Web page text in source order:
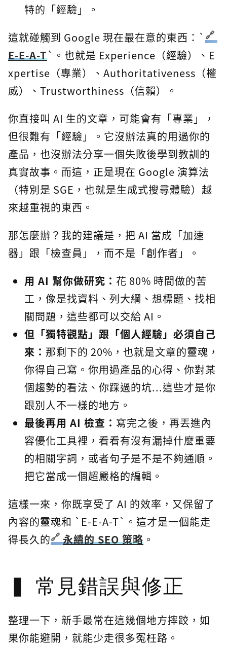
特的「經驗」。
這就碰觸到 Google 現在最在意的東西：`
E-E-A-T`。也就是 Experience（經驗）、E
xpertise（專業）、Authoritativeness（權
威）、Trustworthiness（信賴）。
你直接叫 AI 生的文章，可能會有「專業」，
但很難有「經驗」。它沒辦法真的用過你的
產品，也沒辦法分享一個失敗後學到教訓的
真實故事。而這，正是現在 Google 演算法
（特別是 SGE，也就是生成式搜尋體驗）越
來越重視的東西。
那怎麼辦？我的建議是，把 AI 當成「加速
器」跟「檢查員」，而不是「創作者」。
用 AI 幫你做研究： 花 80% 時間做的苦
工，像是找資料、列大綱、想標題、找相
關問題，這些都可以交給 AI。
但「獨特觀點」跟「個人經驗」必須自己
來： 那剩下的 20%，也就是文章的靈魂，
你得自己寫。你用過產品的心得、你對某
個趨勢的看法、你踩過的坑...這些才是你
跟別人不一樣的地方。
最後再用 AI 檢查： 寫完之後，再丟進內
容優化工具裡，看看有沒有漏掉什麼重要
的相關字詞，或者句子是不是不夠通順。
把它當成一個超嚴格的編輯。
這樣一來，你既享受了 AI 的效率，又保留了
內容的靈魂和 `E-E-A-T`。這才是一個能走
得長久的
永續的 SEO 策略 。
常見錯誤與修正
整理一下，新手最常在這幾個地方摔跤，如
果你能避開，就能少走很多冤枉路。